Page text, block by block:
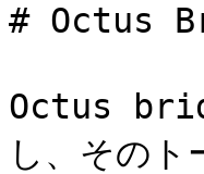
# Octus
Octus
し、その